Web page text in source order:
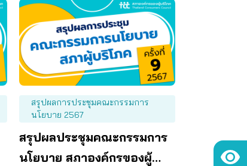
สรุปผลการประชุมคณะกรรมการ
นโยบาย 2567
สรุปผลประชุมคณะกรรมการ
นโยบาย สภาองค์กรของผู้